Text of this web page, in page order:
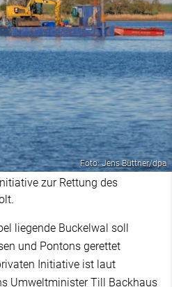
Foto: Jens Büttner/dpa
zur Rettung des
liegende Buckelwal soll
und Pontons gerettet
Initiative ist laut
Umweltminister Till Backhaus